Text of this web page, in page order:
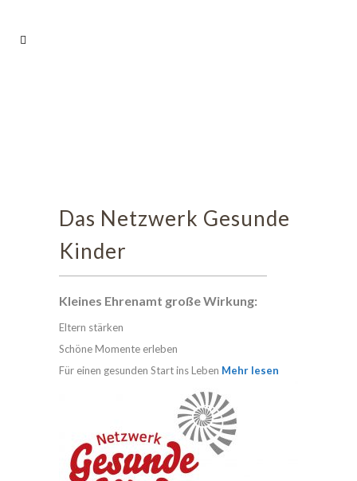
Das Netzwerk Gesunde
Kinder
Kleines Ehrenamt große Wirkung:
Eltern stärken
Schöne Momente erleben
Für einen gesunden Start ins Leben Mehr lesen